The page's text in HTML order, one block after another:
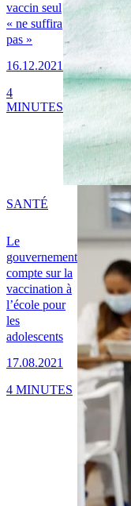
vaccin seul
« ne suffira
pas »
16.12.2021
4
MINUTES
Le
gouvernement
compte sur la
vaccination à
l’école pour
les
adolescents
17.08.2021
SANTÉ
4 MINUTES